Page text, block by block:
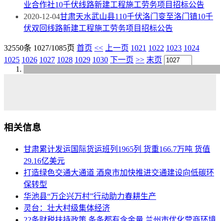
业合作社10千伏线路新建工程施工劳务项目招标公告
2020-12-04甘肃天水武山县110千伏洛门变至洛门镇10千
伏双回线路新建工程施工劳务项目招标公告
32550条 1027/1085页 首页 << 上一页 1021 1022 1023 1024
1025 1026 1027 1028 1029 1030 下一页 >> 末页
相关信息
甘肃累计发运国际货运班列1965列 货重166.7万吨 货值
29.16亿美元
打造绿色交通大通道 酒泉市加快推进交通建设向低碳环
保转型
华池县“万企兴万村”行动助力春耕生产
灵台：壮大村级集体经济